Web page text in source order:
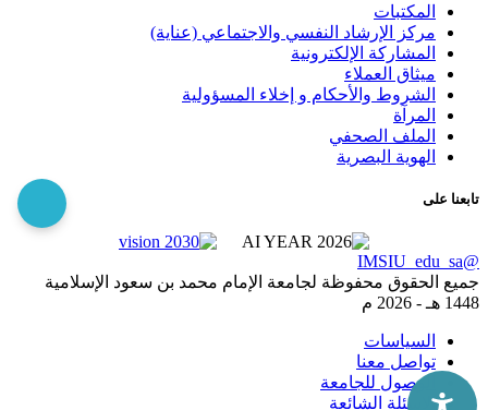
المكتبات
مركز الإرشاد النفسي والاجتماعي (عناية)
المشاركة الإلكترونية
ميثاق العملاء
الشروط والأحكام و إخلاء المسؤولية
المرآة
الملف الصحفي
الهوية البصرية
تابعنا على
@IMSIU_edu_sa
جميع الحقوق محفوظة لجامعة الإمام محمد بن سعود الإسلامية
1448 هـ -
2026 م
السياسات
تواصل معنا
الوصول للجامعة
الاسئلة الشائعة